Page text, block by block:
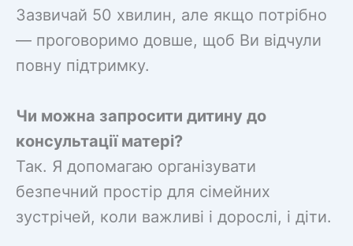
Зазвичай 50 хвилин, але якщо потрібно
— проговоримо довше, щоб Ви відчули
повну підтримку.
Чи можна запросити дитину до
консультації матері?
Так. Я допомагаю організувати
безпечний простір для сімейних
зустрічей, коли важливі і дорослі, і діти.